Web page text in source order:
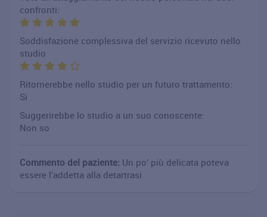
confronti:
Soddisfazione complessiva del servizio ricevuto nello
studio
Ritornerebbe nello studio per un futuro trattamento:
Si
Suggerirebbe lo studio a un suo conoscente:
Non so
Commento del paziente: Un po’ più delicata poteva
essere l’addetta alla detartrasi